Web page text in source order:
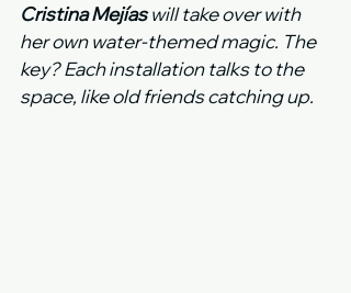
Cristina Mejías will take over with
her own water-themed magic. The
key? Each installation talks to the
space, like old friends catching up.